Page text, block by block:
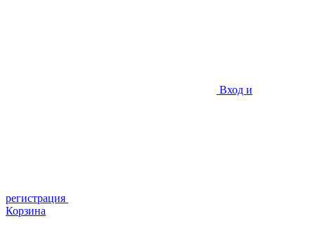
Вход и
регистрация
Корзина